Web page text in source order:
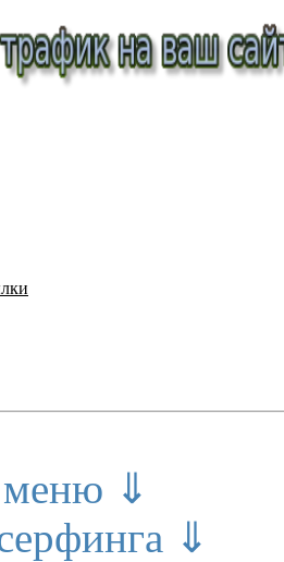
меню ⇓
⇓